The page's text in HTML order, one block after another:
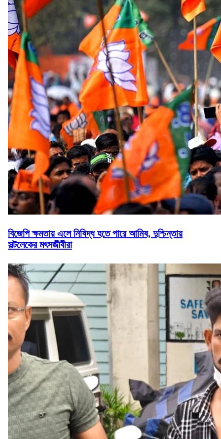
বিজেপি ক্ষমতায় এলে নিষিদ্ধ হতে পারে আমিষ, দুশ্চিন্তায়
সল্টলেকের মৎসজীবীরা